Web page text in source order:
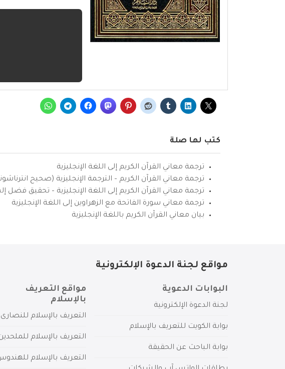
كتب لها صلة
ترجمة معاني القرآن الكريم إلى اللغة الإنجليزية
ترجمة معاني القرآن الكريم – الترجمة الإنجليزية (صحيح
ترجمة معاني القرآن الكريم إلى اللغة الإنجليزية – تحقيق فضل
ترجمة معاني سورة الفاتحة مع الزهراوين إلى اللغة الإنجليزية
بيان معاني القرآن الكريم باللغة الإنجليزية
مواقع لجنة الدعوة الإلكترونية
البوابات الدعوية
لجنة الدعوة الإلكترونية
بوابة الكويت للتعريف بالإسلام
بوابة الباحث عن الحقيقة
مواقع التعريف
بالإسلام
التعريف بالإسلام للنصارى
التعريف بالإسلام
التعريف بالإسلام